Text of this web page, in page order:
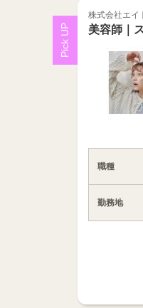
株式会社エイ
美容師｜
職種
勤務地